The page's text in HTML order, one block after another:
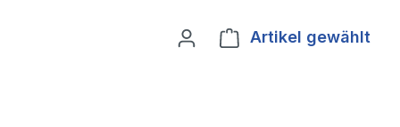
Artikel gewählt